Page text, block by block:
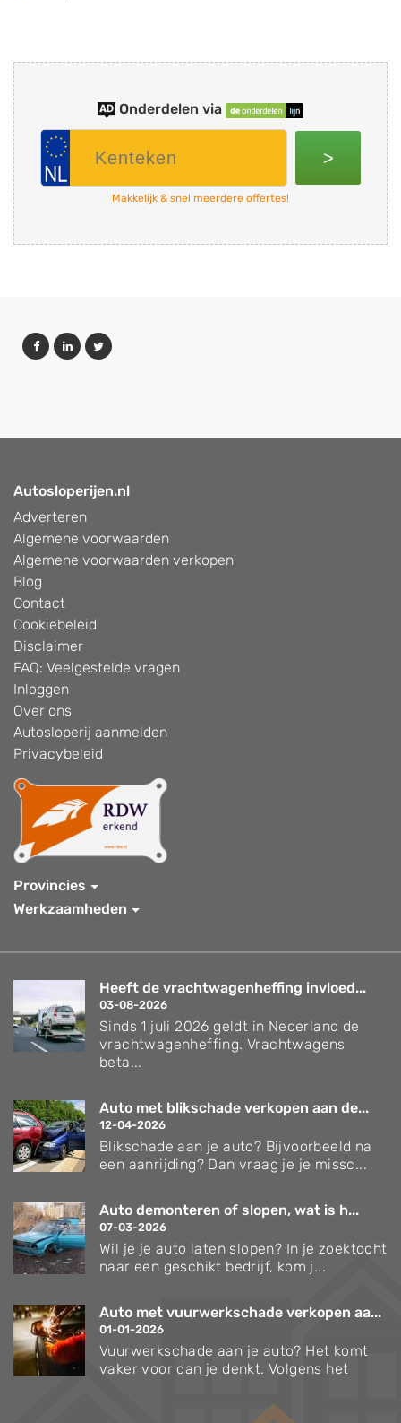
Onderdelen via
>
Makkelijk & snel meerdere offertes!
Autosloperijen.nl
Adverteren
Algemene voorwaarden
Algemene voorwaarden verkopen
Blog
Contact
Cookiebeleid
Disclaimer
FAQ: Veelgestelde vragen
Inloggen
Over ons
Autosloperij aanmelden
Privacybeleid
Provincies
Werkzaamheden
Heeft de vrachtwagenheffing invloed...
03-08-2026
Sinds 1 juli 2026 geldt in Nederland de
vrachtwagenheffing. Vrachtwagens
beta...
Auto met blikschade verkopen aan de...
12-04-2026
Blikschade aan je auto? Bijvoorbeeld na
een aanrijding? Dan vraag je je missc...
Auto demonteren of slopen, wat is h...
07-03-2026
Wil je je auto laten slopen? In je zoektocht
naar een geschikt bedrijf, kom j...
Auto met vuurwerkschade verkopen aa...
01-01-2026
Vuurwerkschade aan je auto? Het komt
vaker voor dan je denkt. Volgens het